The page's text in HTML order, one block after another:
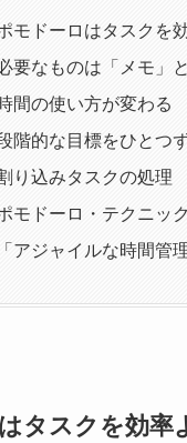
モドーロはタスクを
要なものは「メモ」
間の使い方が変わる
階的な目標をひとつ
り込みタスクの処理
モドーロ・テクニッ
「アジャイルな時間管
タスクを効率